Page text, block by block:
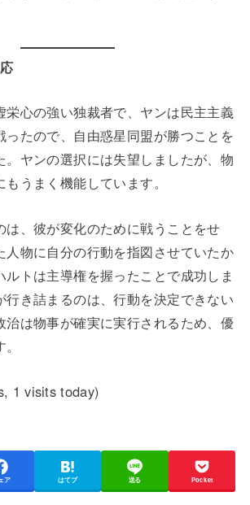
栄心の強い独裁者で、ヤンは民主主義
ったので、自由惑星同盟が勝つことを
。ヤンの選択には失望しましたが、物
うまく機能しています。
は、彼が変化のために戦うことをせ
人物に自分の行動を指図させていたか
ルトは主導権を握ったことで成功しま
行き詰まるのは、行動を決定できない
治は物事が確実に実行されるため、優
1 visits today)
ア はてブ 送る Pocket